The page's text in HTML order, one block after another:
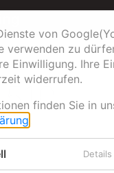
von
verwenden zu
Einwilligung. Ihre
widerrufen.
finden Sie in